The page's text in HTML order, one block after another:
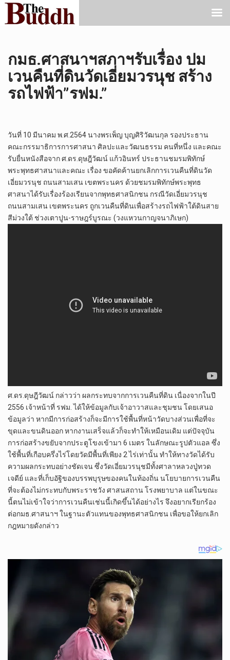
กมธ.ศาสนาฯสภาฯรับเรื่อง ปม
เวนคืนที่ดินวัดเอี่ยมวรนุช สร้าง
รถไฟฟ้า”รฟม.”
วันที่ 10 มีนาคม พ.ศ.2564 นางพรเพ็ญ บุญศิริวัฒนกุล รองประธาน
คณะกรรมาธิการการศาสนา ศิลปะและวัฒนธรรม คนที่หนึ่ง และคณะ
รับยื่นหนังสือจาก ศ.ดร.ดุษฎีวัฒน์ แก้วอินทร์ ประธานชมรมพิทักษ์
พระพุทธศาสนาและคณะ เรื่อง ขอคัดค้านยกเลิกการเวนคืนที่ดินวัด
เอี่ยมวรนุช ถนนสามเสน เขตพระนคร ด้วยชมรมพิทักษ์พระพุทธ
ศาสนาได้รับเรื่องร้องเรียนจากพุทธศาสนิกชน กรณีวัดเอี่ยมวรนุช
ถนนสามเสน เขตพระนคร ถูกเวนคืนที่ดินเพื่อสร้างรถไฟฟ้าใต้ดินสาย
สีม่วงใต้ ช่วงเตาปูน-ราษฎร์บูรณะ (วงแหวนกาญจนาภิเษก)
ศ.ดร.ดุษฎีวัฒน์ กล่าวว่า ผลกระทบจากการเวนคืนที่ดิน เนื่องจากในปี
2556 เจ้าหน้าที่ รฟม. ได้ให้ข้อมูลกับเจ้าอาวาสและชุมชน โดยเสนอ
ข้อมูลว่า หากมีการก่อสร้างก็จะมีการใช้พื้นที่หน้าวัดบางส่วนเพื่อที่จะ
ขุดและขนดินออก หากงานเสร็จแล้วก็จะทำให้เหมือนเดิม แต่ปัจจุบัน
การก่อสร้างขยับจากประตูโขงเข้ามา 6 เมตร ในลักษณะรูปตัวแอล ซึ่ง
ใช้พื้นที่เกือบครึ่งไร่โดยวัดมีพื้นที่เพียง 2 ไร่เท่านั้น ทำให้ทางวัดได้รับ
ความผลกระทบอย่างชัดเจน ซึ่งวัดเอี่ยมวรนุชมีทั้งศาลาหลวงปู่ทวด
เจดีย์ และที่เก็บอัฐิของบรรพบุรุษของคนในท้องถิ่น นโยบายการเวนคืน
ที่จะต้องไม่กระทบกับพระราชวัง ศาสนสถาน โรงพยาบาล แต่ในขณะ
นี้ตนไม่เข้าใจว่าการเวนคืนเช่นนี้เกิดขึ้นได้อย่างไร จึงอยากเรียกร้อง
ต่อกมธ.ศาสนาฯ ในฐานะตัวแทนของพุทธศาสนิกชน เพื่อขอให้ยกเลิก
กฎหมายดังกล่าว